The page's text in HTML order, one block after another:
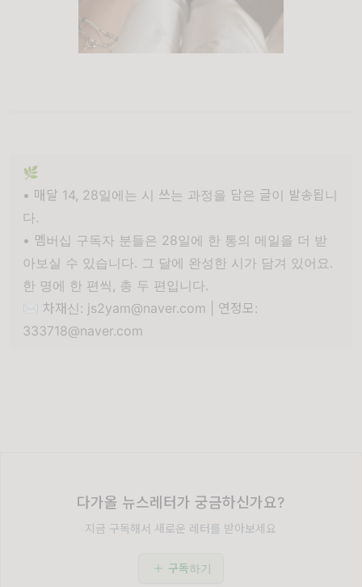
🌿
• 매달 14, 28일에는 시 쓰는 과정을 담은 글이 발송됩니
다.
• 멤버십 구독자 분들은 28일에 한 통의 메일을 더 받
아보실 수 있습니다. 그 달에 완성한 시가 담겨 있어요.
한 명에 한 편씩, 총 두 편입니다.
✉️ 차재신: js2yam@naver.com | 연정모:
333718@naver.com
다가올 뉴스레터가 궁금하신가요?
지금 구독해서 새로운 레터를 받아보세요
구독하기